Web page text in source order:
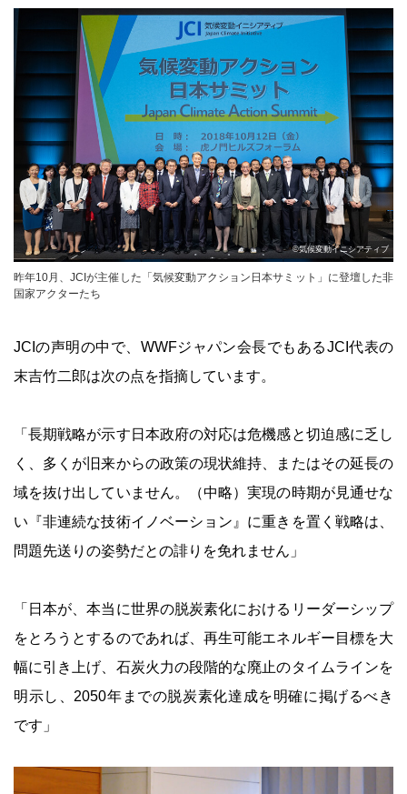
©気候変動イニシアティブ
昨年10月、JCIが主催した「気候変動アクション日本サミット」に登壇した非
国家アクターたち
JCIの声明の中で、WWFジャパン会長でもあるJCI代表の
末吉竹二郎は次の点を指摘しています。
「長期戦略が示す日本政府の対応は危機感と切迫感に乏し
く、多くが旧来からの政策の現状維持、またはその延長の
域を抜け出していません。（中略）実現の時期が見通せな
い『非連続な技術イノベーション』に重きを置く戦略は、
問題先送りの姿勢だとの誹りを免れません」
「日本が、本当に世界の脱炭素化におけるリーダーシップ
をとろうとするのであれば、再生可能エネルギー目標を大
幅に引き上げ、石炭火力の段階的な廃止のタイムラインを
明示し、2050年までの脱炭素化達成を明確に掲げるべき
です」